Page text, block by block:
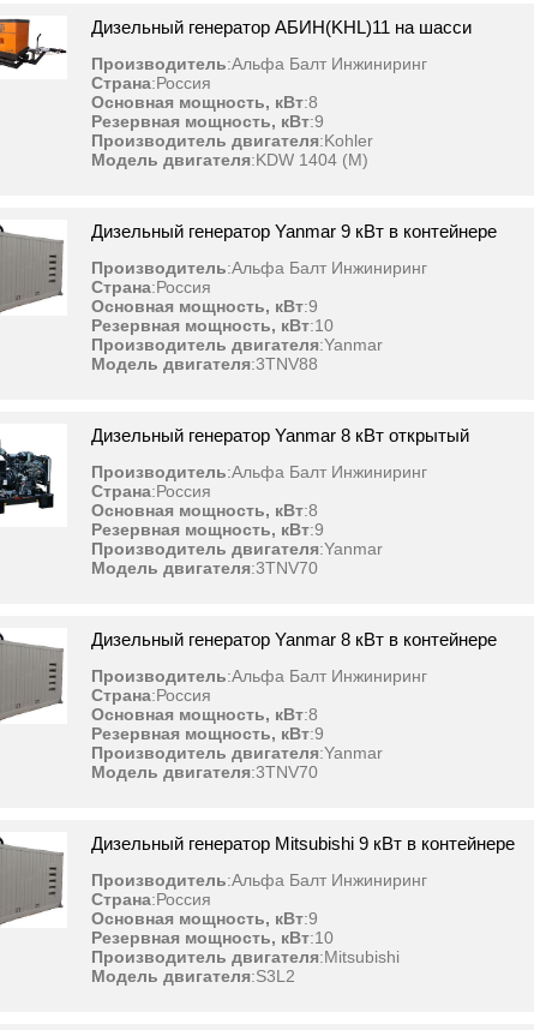
Дизельный генератор АБИН(KHL)11 на шасси
Производитель:Альфа Балт Инжиниринг
Страна:Россия
Основная мощность, кВт:8
Резервная мощность, кВт:9
Производитель двигателя:Kohler
Модель двигателя:KDW 1404 (M)
Дизельный генератор Yanmar 9 кВт в контейнере
Производитель:Альфа Балт Инжиниринг
Страна:Россия
Основная мощность, кВт:9
Резервная мощность, кВт:10
Производитель двигателя:Yanmar
Модель двигателя:3TNV88
Дизельный генератор Yanmar 8 кВт открытый
Производитель:Альфа Балт Инжиниринг
Страна:Россия
Основная мощность, кВт:8
Резервная мощность, кВт:9
Производитель двигателя:Yanmar
Модель двигателя:3TNV70
Дизельный генератор Yanmar 8 кВт в контейнере
Производитель:Альфа Балт Инжиниринг
Страна:Россия
Основная мощность, кВт:8
Резервная мощность, кВт:9
Производитель двигателя:Yanmar
Модель двигателя:3TNV70
Дизельный генератор Mitsubishi 9 кВт в контейнере
Производитель:Альфа Балт Инжиниринг
Страна:Россия
Основная мощность, кВт:9
Резервная мощность, кВт:10
Производитель двигателя:Mitsubishi
Модель двигателя:S3L2